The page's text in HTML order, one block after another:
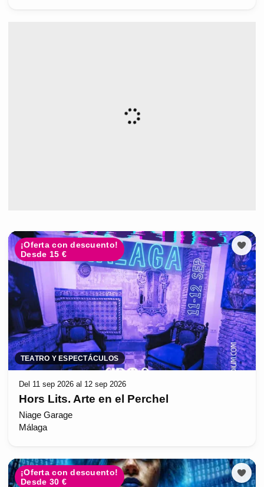
¡Oferta con descuento!
Desde 15 €
TEATRO Y ESPECTÁCULOS
Del 11 sep 2026 al 12 sep 2026
Hors Lits. Arte en el Perchel
Niage Garage
Málaga
¡Oferta con descuento!
Desde 30 €